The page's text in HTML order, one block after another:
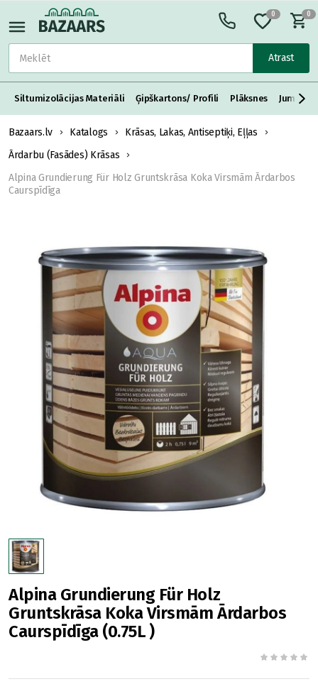
Atrast
0 0
Siltumizolācijas Materiāli Ģipškartons/ Profili Plāksnes Jumta
Bazaars.lv Katalogs
Krāsas, Lakas, Antiseptiķi, Eļļas
Ārdarbu (Fasādes) Krāsas
Alpina Grundierung Für Holz Gruntskrāsa Koka Virsmām Ārdarbos
Caurspīdīga
Alpina Grundierung Für Holz
Gruntskrāsa Koka Virsmām Ārdarbos
Caurspīdīga (0.75L )